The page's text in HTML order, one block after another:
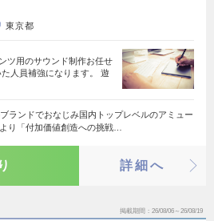
東京都
ツ用のサウンド制作お任せ
人員補強になります。 遊
ブランドでおなじみ国内トップレベルのアミュー
り「付加価値創造への挑戦…
詳細へ
掲載期間 26/08/06～26/08/19